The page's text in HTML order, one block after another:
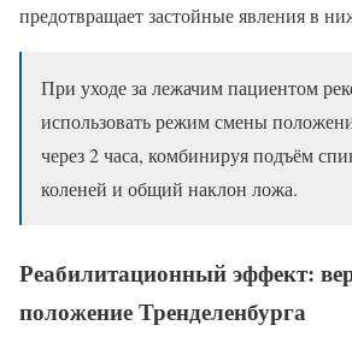
предотвращает застойные явления в
При уходе за лежачим пациентом
использовать режим смены
через 2 часа, комбинируя подъём
коленей и общий наклон ложа.
Реабилитационный эффект:
положение Тренделенбурга